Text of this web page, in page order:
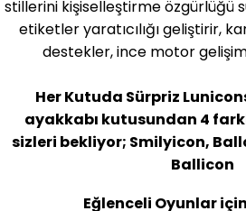
stillerini kişiselleştirme özgürlüğü
etiketler yaratıcılığı geliştirir,
destekler, ince motor
Her Kutuda Sürpriz
ayakkabı kutusundan 4
sizleri bekliyor; Smilyicon,
Ballicon
Eğlenceli Oyunlar iç